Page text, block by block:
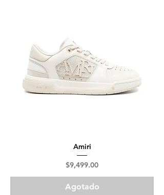
Amiri
Precio
$9,499.00
Agotado